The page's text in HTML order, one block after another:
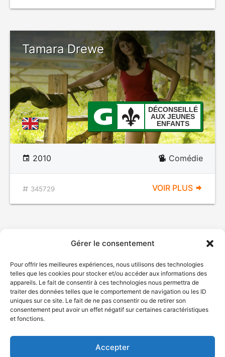
Gérer le consentement
Pour offrir les meilleures expériences, nous utilisons des technologies
telles que les cookies pour stocker et/ou accéder aux informations des
appareils. Le fait de consentir à ces technologies nous permettra de
traiter des données telles que le comportement de navigation ou les ID
uniques sur ce site. Le fait de ne pas consentir ou de retirer son
consentement peut avoir un effet négatif sur certaines caractéristiques
et fonctions.
Accepter
Tamara Drewe
DÉCONSEILLÉ
AUX JEUNES
ENFANTS
2010 Comédie
345729 VOIR PLUS
© Gouvernement du Québec, 2026
Plan du site
Accessibilité